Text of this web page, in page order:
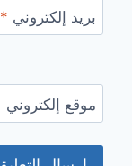
بريد إلكتروني *
موقع إلكتروني